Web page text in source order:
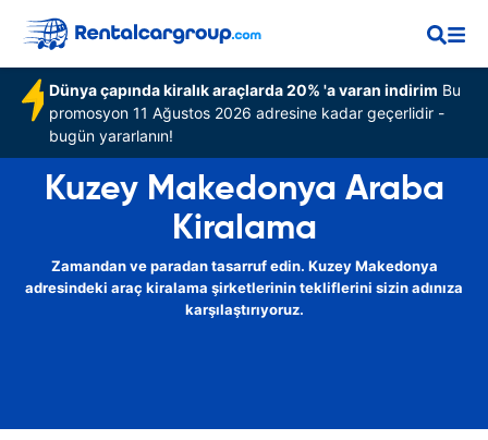
Dünya çapında kiralık araçlarda 20% 'a varan indirim Bu
promosyon 11 Ağustos 2026 adresine kadar geçerlidir -
bugün yararlanın!
Kuzey Makedonya Araba
Kiralama
Zamandan ve paradan tasarruf edin. Kuzey Makedonya
adresindeki araç kiralama şirketlerinin tekliflerini sizin adınıza
karşılaştırıyoruz.